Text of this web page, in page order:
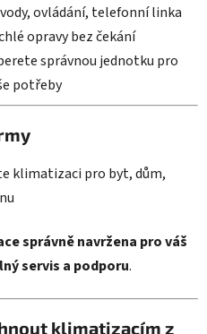
ovládání, telefonní linka
opravy bez čekání
správnou jednotku pro
potřeby
klimatizaci pro byt, dům,
správně navržena pro váš
servis a podporu.
klimatizacím z